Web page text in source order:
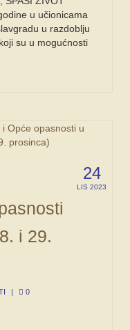
u učionicama
u razdoblju
su u mogućnosti
24
LIS 2023
i 29.
| 0